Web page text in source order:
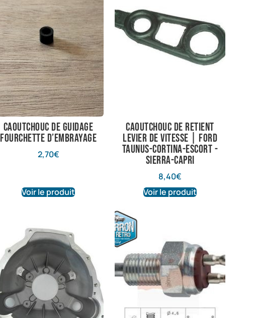
Caoutchouc de guidage
fourchette d’embrayage
2,70€
Voir le produit
Caoutchouc de retient
levier de vitesse | Ford
Taunus-Cortina-Escort -
Sierra-Capri
8,40€
Voir le produit